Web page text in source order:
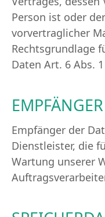
Person ist oder
vorvertraglicher
Rechtsgrundlage
Daten Art. 6 Abs.
EMPFÄNGER
Empfänger der
Dienstleister, die
Wartung unserer